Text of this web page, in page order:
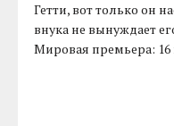
Гетти, вот только он
внука не вынуждает
Мировая премьера: 16